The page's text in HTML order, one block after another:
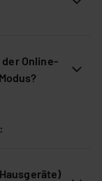
Online-